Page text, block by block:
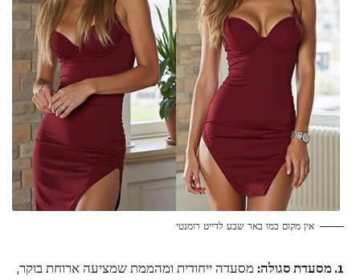
אין מקום כמו באר שבע לדייט רומנטי
1. מסעדת סגולה:
מסעדה ייחודית ומהממת שמציעה ארוחת בוקר,